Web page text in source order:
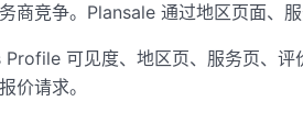
竞争。Plansale 通过地区页面、
可见度、地区页、服务页、
价请求。